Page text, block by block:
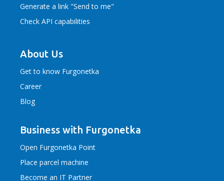
Generate a link "Send to me"
Check API capabilities
About Us
Get to know Furgonetka
Career
Blog
Business with Furgonetka
Open Furgonetka Point
Place parcel machine
Become an IT Partner